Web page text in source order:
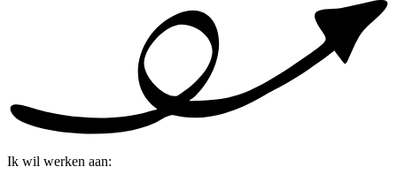
Ik wil werken aan: